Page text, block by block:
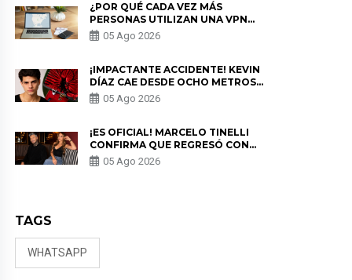
¿POR QUÉ CADA VEZ MÁS
PERSONAS UTILIZAN UNA VPN
PARA PROTEGER SU
PRIVACIDAD?
05 Ago 2026
¡IMPACTANTE ACCIDENTE! KEVIN
DÍAZ CAE DESDE OCHO METROS
EN “ESTO ES GUERRA” Y GENERA
PREOCUPACIÓN
05 Ago 2026
¡ES OFICIAL! MARCELO TINELLI
CONFIRMA QUE REGRESÓ CON
MILETT FIGUEROA: “EL AMOR
PUDO MÁS”
05 Ago 2026
TAGS
WHATSAPP